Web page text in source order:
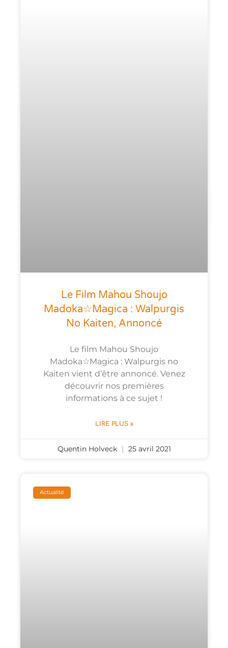
Le Film Mahou Shoujo
Madoka☆Magica : Walpurgis
No Kaiten, Annoncé
Le film Mahou Shoujo
Madoka☆Magica : Walpurgis no
Kaiten vient d’être annoncé. Venez
découvrir nos premières
informations à ce sujet !
LIRE PLUS »
Quentin Holveck 25 avril 2021
Actualité